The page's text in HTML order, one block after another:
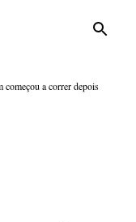
a correr depois